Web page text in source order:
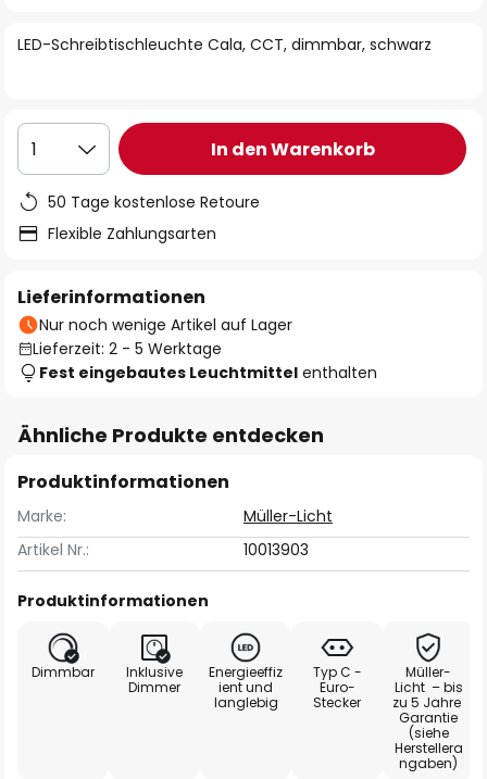
springen
LED-Schreibtischleuchte Cala, CCT, dimmbar, schwarz
1 In den Warenkorb
50 Tage kostenlose Retoure
Flexible Zahlungsarten
Lieferinformationen
Nur noch wenige Artikel auf Lager
Lieferzeit: 2 - 5 Werktage
Fest eingebautes Leuchtmittel enthalten
Ähnliche Produkte entdecken
Produktinformationen
Marke:
Müller-Licht
Artikel Nr.:
10013903
Produktinformationen
Dimmbar
Inklusive
Dimmer
Energieeffiz
ient und
langlebig
Typ C -
Euro-
Stecker
Müller-
Licht – bis
zu 5 Jahre
Garantie
(siehe
Herstellera
ngaben)